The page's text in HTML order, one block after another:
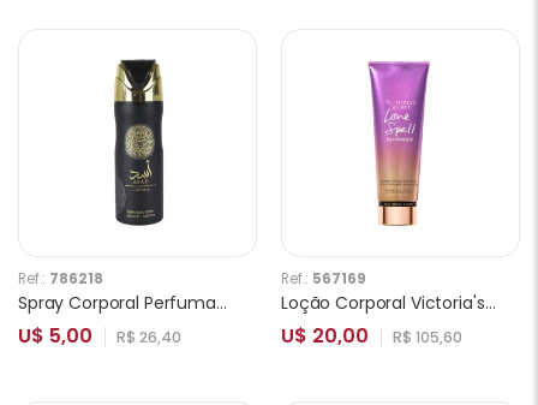
Ref.: 786218
Spray Corporal Perfumado Lattafa Asad Masculino 200ml
U$ 5,00 R$ 26,40
Ref.: 567169
Loção Corporal Victoria's Secret Love Spell Shimmer 236ml
U$ 20,00 R$ 105,60